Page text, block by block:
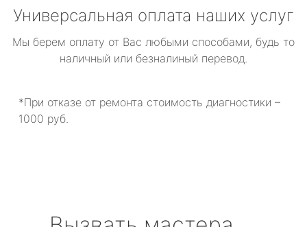
Универсальная оплата наших услуг
Мы берем оплату от Вас любыми способами, будь то
наличный или безналиный перевод.
*При отказе от ремонта стоимость диагностики –
1000 руб.